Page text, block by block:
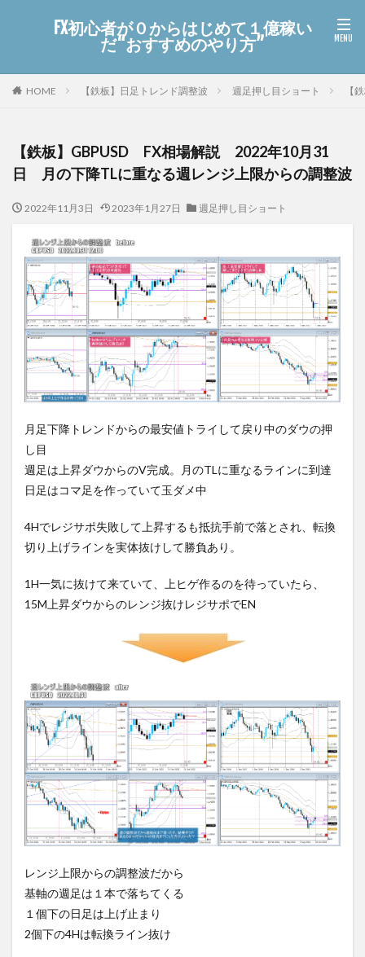
FX初心者が０からはじめて１億稼い
だ“おすすめのやり方”
HOME 【鉄板】日足トレンド調整波 週足押し目ショート 【
【鉄板】GBPUSD FX相場解説 2022年10月31
日 月の下降TLに重なる週レンジ上限からの調整波
2022年11月3日 2023年1月27日 週足押し目ショート
月足下降トレンドからの最安値トライして戻り中のダウの押
し目
週足は上昇ダウからのV完成。月のTLに重なるラインに到達
日足はコマ足を作っていて玉ダメ中
4Hでレジサポ失敗して上昇するも抵抗手前で落とされ、転換
切り上げラインを実体抜けして勝負あり。
1H一気に抜けて来ていて、上ヒゲ作るのを待っていたら、
15M上昇ダウからのレンジ抜けレジサポでEN
レンジ上限からの調整波だから
基軸の週足は１本で落ちてくる
１個下の日足は上げ止まり
2個下の4Hは転換ライン抜け